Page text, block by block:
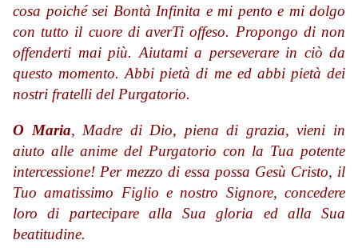
cosa poiché sei Bontà Infinita e mi pento e mi dolgo
con tutto il cuore di averTi offeso. Propongo di non
offenderti mai più. Aiutami a perseverare in ciò da
questo momento. Abbi pietà di me ed abbi pietà dei
nostri fratelli del Purgatorio.
O Maria, Madre di Dio, piena di grazia, vieni in
aiuto alle anime del Purgatorio con la Tua potente
intercessione! Per mezzo di essa possa Gesù Cristo, il
Tuo amatissimo Figlio e nostro Signore, concedere
loro di partecipare alla Sua gloria ed alla Sua
beatitudine.